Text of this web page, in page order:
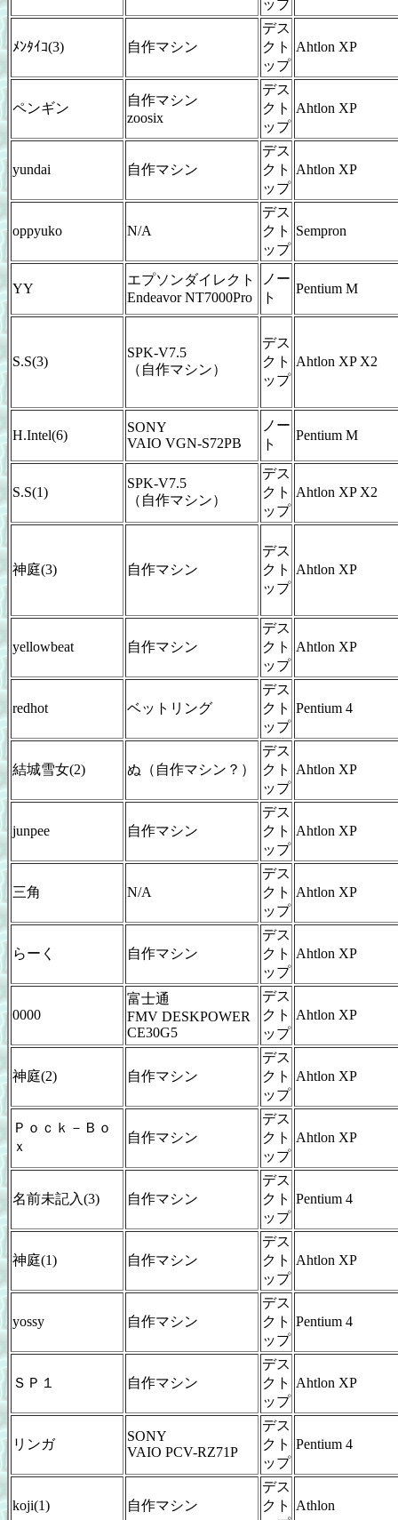
ップ
ﾒﾝﾀｲｺ(3) 自作マシン
デス
クト
ップ
Ahtlon XP
ペンギン
自作マシン
zoosix
デス
クト
ップ
Ahtlon XP
yundai 自作マシン
デス
クト
ップ
Ahtlon XP
oppyuko N/A
デス
クト
ップ
Sempron
YY
エプソンダイレクト
Endeavor NT7000Pro
ノー
ト
Pentium M
S.S(3)
SPK-V7.5
（自作マシン）
デス
クト
ップ
Ahtlon XP X2
H.Intel(6)
SONY
VAIO VGN-S72PB
ノー
ト
Pentium M
S.S(1)
SPK-V7.5
（自作マシン）
デス
クト
ップ
Ahtlon XP X2
神庭(3) 自作マシン
デス
クト
ップ
Ahtlon XP
yellowbeat 自作マシン
デス
クト
ップ
Ahtlon XP
redhot ベットリング
デス
クト
ップ
Pentium 4
結城雪女(2) ぬ（自作マシン？）
デス
クト
ップ
Ahtlon XP
junpee 自作マシン
デス
クト
ップ
Ahtlon XP
三角 N/A
デス
クト
ップ
Ahtlon XP
らーく 自作マシン
デス
クト
ップ
Ahtlon XP
0000
富士通
FMV DESKPOWER
CE30G5
デス
クト
ップ
Ahtlon XP
神庭(2) 自作マシン
デス
クト
ップ
Ahtlon XP
Ｐｏｃｋ－Ｂｏ
ｘ
自作マシン
デス
クト
ップ
Ahtlon XP
名前未記入(3) 自作マシン
デス
クト
ップ
Pentium 4
神庭(1) 自作マシン
デス
クト
ップ
Ahtlon XP
yossy 自作マシン
デス
クト
ップ
Pentium 4
ＳＰ１ 自作マシン
デス
クト
ップ
Ahtlon XP
リンガ
SONY
VAIO PCV-RZ71P
デス
クト
ップ
Pentium 4
koji(1) 自作マシン
デス
クト
Athlon